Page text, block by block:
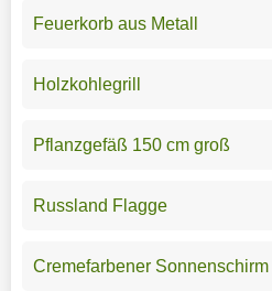
Feuerkorb aus Metall
Holzkohlegrill
Pflanzgefäß 150 cm groß
Russland Flagge
Cremefarbener Sonnenschirm